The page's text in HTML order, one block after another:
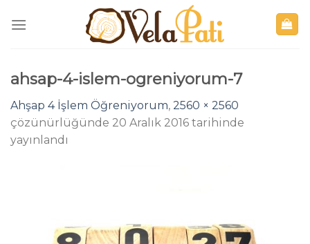
ahsap-4-islem-ogreniyorum-7
Ahşap 4 İşlem Öğreniyorum, 2560 × 2560
çözünürlüğünde 20 Aralık 2016 tarihinde
yayınlandı